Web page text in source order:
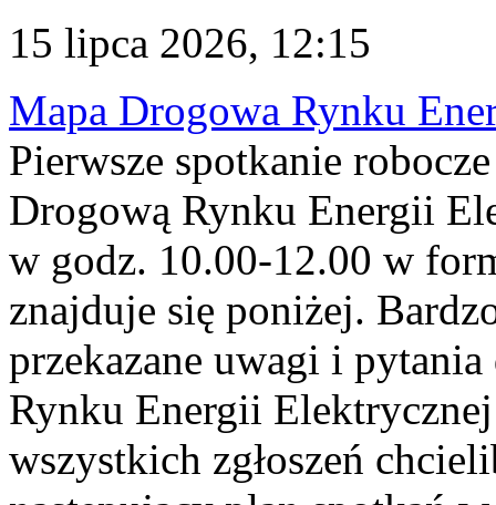
15 lipca 2026, 12:15
Mapa Drogowa Rynku
Pierwsze spotkanie
Drogową Rynku Energii
w godz. 10.00-12.00 w
znajduje się poniżej.
przekazane uwagi i
Rynku Energii
wszystkich zgłoszeń